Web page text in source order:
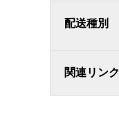
配送種別
関連リンク